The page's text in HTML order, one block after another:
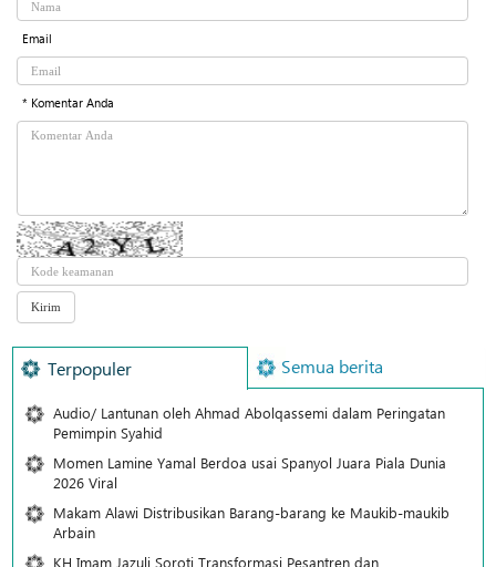
Email
* Komentar Anda
Terpopuler Semua berita
Audio/ Lantunan oleh Ahmad Abolqassemi dalam Peringatan
Pemimpin Syahid
Momen Lamine Yamal Berdoa usai Spanyol Juara Piala Dunia
2026 Viral
Makam Alawi Distribusikan Barang-barang ke Maukib-maukib
Arbain
KH Imam Jazuli Soroti Transformasi Pesantren dan